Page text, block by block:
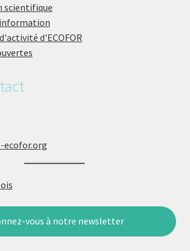
scientifique
d'ECOFOR
ecofor.org
vous à notre newsletter